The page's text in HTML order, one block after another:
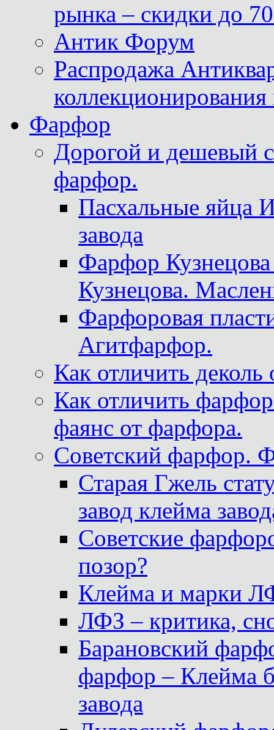
рынка – скидки до
Антик Форум
Распродажа
Фарфор
Дорогой и дешевый
фарфор.
Пасхальные яйца
завода
Фарфор
Кузнецова.
Фарфоровая
Агитфарфор.
Как отличить
Как отличить
фаянс от фарфора.
Советский фарфор.
Старая Гжель
завод клейма
Советские
позор?
Клейма и марки
ЛФЗ – критика,
Барановский
фарфор – Клейма
завода